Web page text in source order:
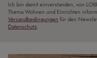
Ich bin damit einverstanden, von
Thema Wohnen und Einrichten
Versandbedingungen für den
Datenschutz.